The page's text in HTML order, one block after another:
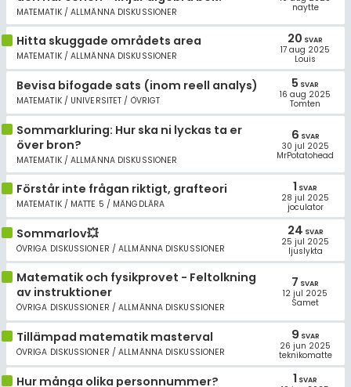
MATEMATIK / ALLMÄNNA DISKUSSIONER
naytte
Hitta skuggade områdets area
MATEMATIK / ALLMÄNNA DISKUSSIONER
20 SVAR
17 aug 2025
Louis
Bevisa bifogade sats (inom reell analys)
MATEMATIK / UNIVERSITET / ÖVRIGT
5 SVAR
16 aug 2025
Tomten
Sommarkluring: Hur ska ni lyckas ta er
över bron?
MATEMATIK / ALLMÄNNA DISKUSSIONER
6 SVAR
30 jul 2025
MrPotatohead
Förstår inte frågan riktigt, grafteori
MATEMATIK / MATTE 5 / MÄNGDLÄRA
1 SVAR
28 jul 2025
joculator
Sommarlov💥
ÖVRIGA DISKUSSIONER / ALLMÄNNA DISKUSSIONER
24 SVAR
25 jul 2025
ljuslykta
Matematik och fysikprovet - Feltolkning
av instruktioner
ÖVRIGA DISKUSSIONER / ALLMÄNNA DISKUSSIONER
7 SVAR
12 jul 2025
Samet
Tillämpad matematik masterval
ÖVRIGA DISKUSSIONER / ALLMÄNNA DISKUSSIONER
9 SVAR
26 jun 2025
teknikomatte
Hur många olika personnummer? 1 SVAR